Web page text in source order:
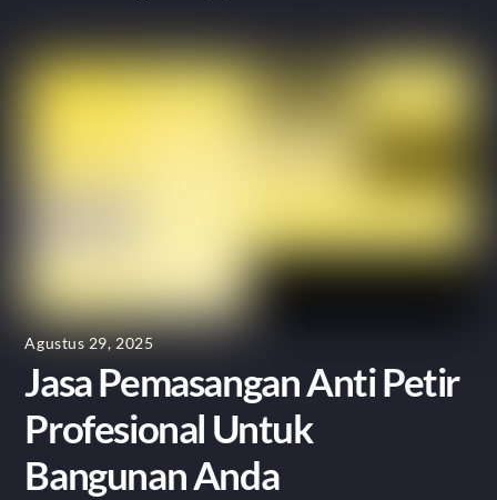
Agustus 29, 2025
Jasa Pemasangan Anti Petir
Profesional Untuk
Bangunan Anda